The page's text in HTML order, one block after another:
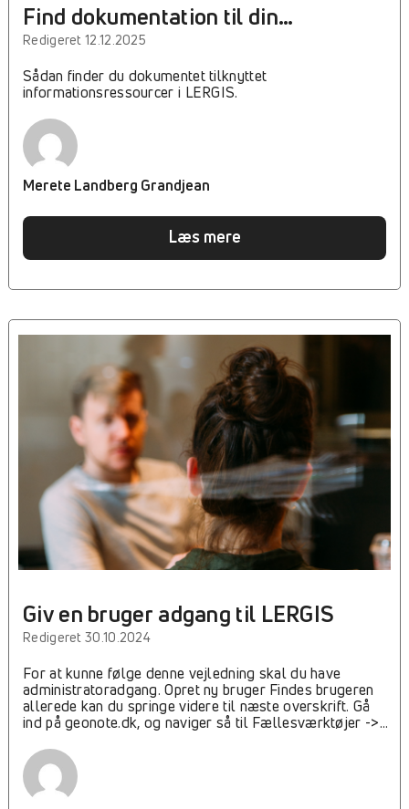
Find dokumentation til din
Informationsressource i LERGIS™
Redigeret 12.12.2025
Sådan finder du dokumentet tilknyttet
informationsressourcer i LERGIS.
Merete Landberg Grandjean
Læs mere
Giv en bruger adgang til LERGIS
Redigeret 30.10.2024
For at kunne følge denne vejledning skal du have
administratoradgang. Opret ny bruger Findes brugeren
allerede kan du springe videre til næste overskrift. Gå
ind på geonote.dk, og naviger så til Fællesværktøjer ->
og skriv den nye brugers emailadresse ind. Giv dem et
password. Nu skal du sætte kryds i de to bokse
markeret med rødt. Du kan nulstille brugerens